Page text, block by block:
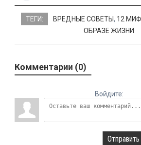
ТЕГИ: ВРЕДНЫЕ СОВЕТЫ, 12
ОБРАЗЕ ЖИЗНИ
Комментарии (0)
Войдите:
Отправить